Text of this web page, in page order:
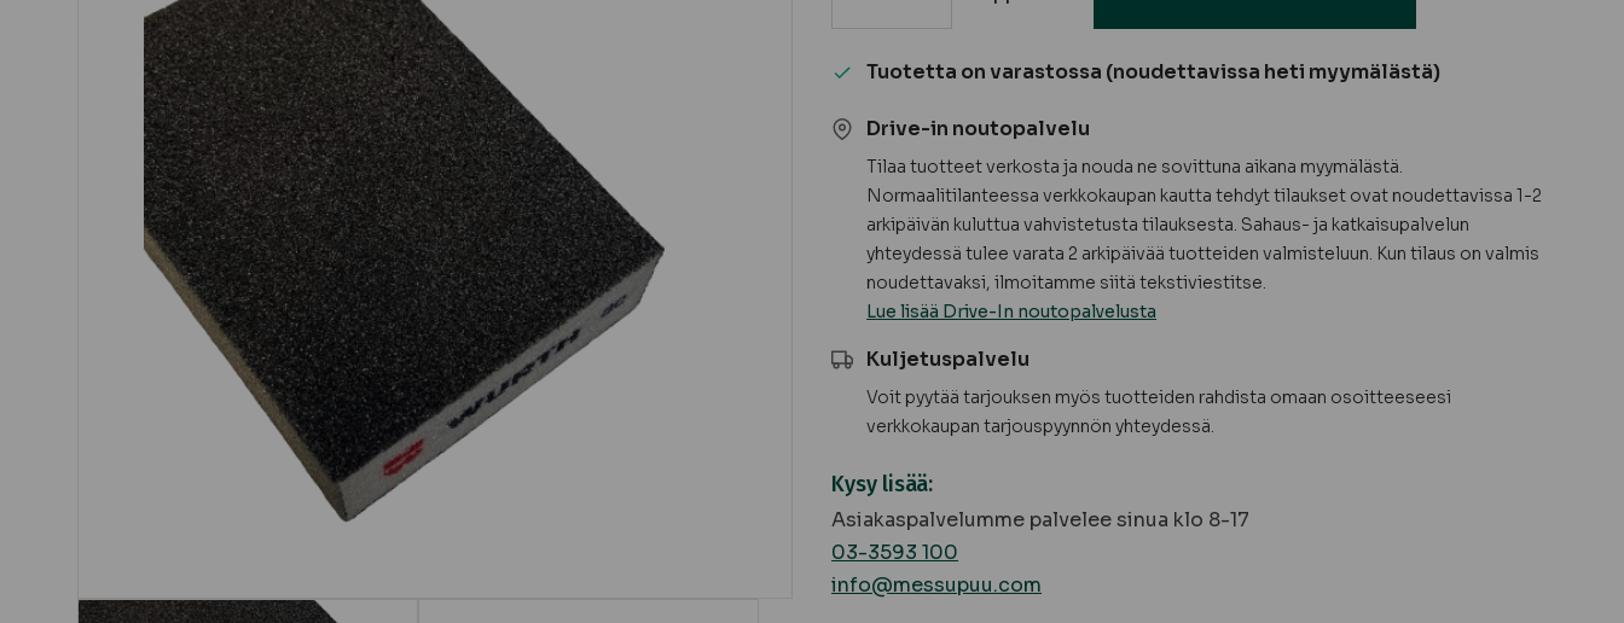
Hiomatyyny
Tuotetta on varastossa (noudettavissa heti myymälästä)
Drive-in noutopalvelu
Tilaa tuotteet verkosta ja nouda ne sovittuna aikana myymälästä.
Normaalitilanteessa verkkokaupan kautta tehdyt tilaukset ovat noudettavissa 1-2
arkipäivän kuluttua vahvistetusta tilauksesta. Sahaus- ja katkaisupalvelun
yhteydessä tulee varata 2 arkipäivää tuotteiden valmisteluun. Kun tilaus on valmis
noudettavaksi, ilmoitamme siitä tekstiviestitse.
Lue lisää Drive-In noutopalvelusta
Kuljetuspalvelu
Voit pyytää tarjouksen myös tuotteiden rahdista omaan osoitteeseesi
verkkokaupan tarjouspyynnön yhteydessä.
Kysy lisää:
Asiakaspalvelumme palvelee sinua klo 8-17
03-3593 100
info@messupuu.com